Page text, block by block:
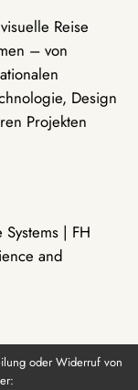
Reise
– von
Design
Projekten
| FH
and
oder Widerruf von